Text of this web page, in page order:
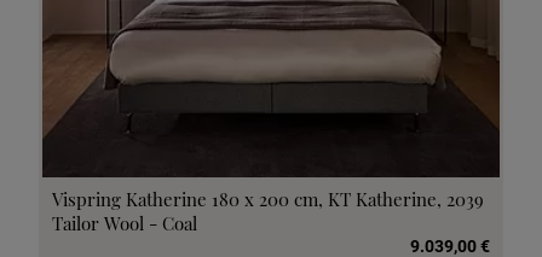
Vispring Katherine 180 x 200 cm, KT Katherine, 2039
Tailor Wool - Coal
9.039,00 €